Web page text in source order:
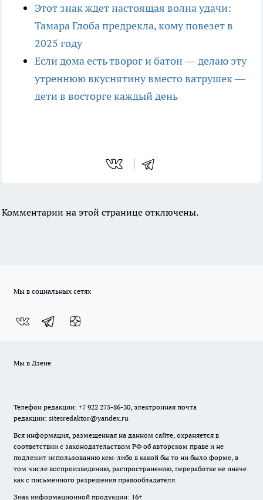
Этот знак ждет настоящая волна удачи:
Тамара Глоба предрекла, кому повезет в
2025 году
Если дома есть творог и батон — делаю эту
утреннюю вкуснятину вместо ватрушек —
дети в восторге каждый день
Комментарии на этой странице отключены.
Мы в социальных сетях
Мы в Дзене
Телефон редакции: +7 922 275-86-30, электронная почта
редакции: sitesredaktor@yandex.ru
Вся информация, размещенная на данном сайте, охраняется в
соответствии с законодательством РФ об авторском праве и не
подлежит использованию кем-либо в какой бы то ни было форме, в
том числе воспроизведению, распространению, переработке не иначе
как с письменного разрешения правообладателя.
Знак информационной продукции: 16+.